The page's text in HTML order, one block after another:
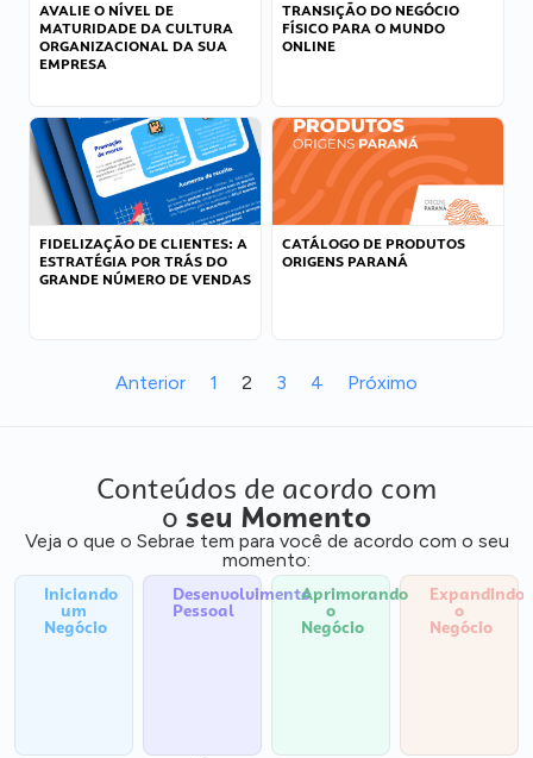
AVALIE O NÍVEL DE
MATURIDADE DA CULTURA
ORGANIZACIONAL DA SUA
EMPRESA
TRANSIÇÃO DO NEGÓCIO
FÍSICO PARA O MUNDO
ONLINE
FIDELIZAÇÃO DE CLIENTES: A
ESTRATÉGIA POR TRÁS DO
GRANDE NÚMERO DE VENDAS
CATÁLOGO DE PRODUTOS
ORIGENS PARANÁ
Anterior 1 2 3 4 Próximo
Conteúdos de acordo com
o seu Momento
Veja o que o Sebrae tem para você de acordo com o seu
momento:
Iniciando
um
Negócio
Desenvolvimento
Pessoal
Aprimorando
o
Negócio
Expandindo
o
Negócio